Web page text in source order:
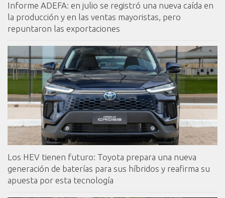
Informe ADEFA: en julio se registró una nueva caída en
la producción y en las ventas mayoristas, pero
repuntaron las exportaciones
Los HEV tienen futuro: Toyota prepara una nueva
generación de baterías para sus híbridos y reafirma su
apuesta por esta tecnología